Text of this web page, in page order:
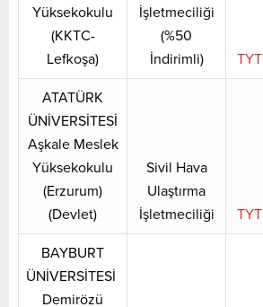
Yüksekokulu
(KKTC-
Lefkoşa)
İşletmeciliği
(%50
İndirimli)
TYT
ATATÜRK
ÜNİVERSİTESİ
Aşkale Meslek
Yüksekokulu
(Erzurum)
(Devlet)
Sivil Hava
Ulaştırma
İşletmeciliği
TYT
BAYBURT
ÜNİVERSİTESİ
Demirözü